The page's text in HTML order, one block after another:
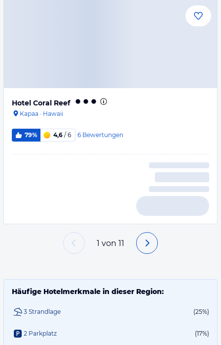
Hotel Coral Reef
Kapaa · Hawaii
79% 4,6 / 6 6 Bewertungen
1 von 11
Häufige Hotelmerkmale in dieser Region:
3 Strandlage (25%)
2 Parkplatz (17%)